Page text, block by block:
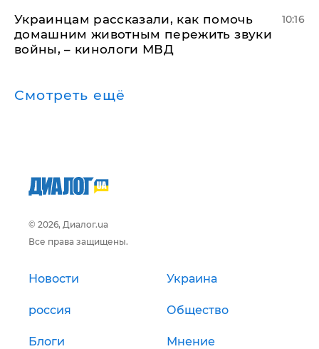
Украинцам рассказали, как помочь
домашним животным пережить звуки
войны, – кинологи МВД
10:16
Смотреть ещё
© 2026, Диалог.ua
Все права защищены.
Новости Украина
россия Общество
Блоги Мнение